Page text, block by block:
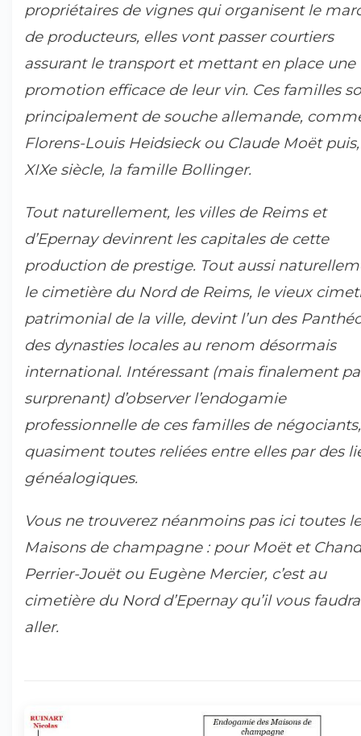
propriétaires de vignes qui organisent le
de producteurs, elles vont passer courtiers
assurant le transport et mettant en place une
promotion efficace de leur vin. Ces familles
principalement de souche allemande,
Florens-Louis Heidsieck ou Claude Moët
XIXe siècle, la famille Bollinger.
Tout naturellement, les villes de Reims et
d’Epernay devinrent les capitales de cette
production de prestige. Tout aussi
le cimetière du Nord de Reims, le vieux
patrimonial de la ville, devint l’un des
des dynasties locales au renom désormais
international. Intéressant (mais finalement
surprenant) d’observer l’endogamie
professionnelle de ces familles de négociants,
quasiment toutes reliées entre elles par des
généalogiques.
Vous ne trouverez néanmoins pas ici toutes
Maisons de champagne : pour Moët et
Perrier-Jouët ou Eugène Mercier, c’est au
cimetière du Nord d’Epernay qu’il vous faudra
aller.